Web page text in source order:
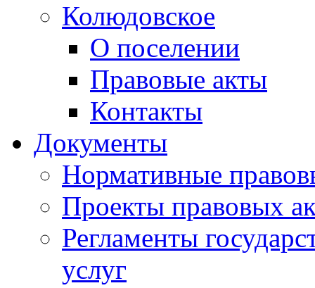
Колюдовское
О поселении
Правовые акты
Контакты
Документы
Нормативные
Проекты правовых
Регламенты
услуг